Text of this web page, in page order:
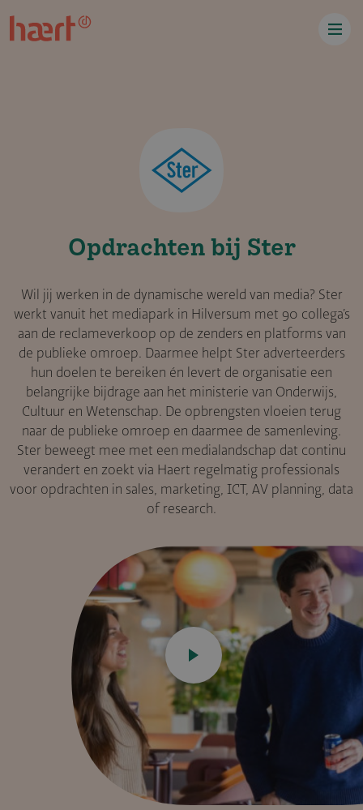
Opdrachten bij Ster
Wil jij werken in de dynamische wereld van media? Ster
werkt vanuit het mediapark in Hilversum met 90 collega’s
aan de reclameverkoop op de zenders en platforms van
de publieke omroep. Daarmee helpt Ster adverteerders
hun doelen te bereiken én levert de organisatie een
belangrijke bijdrage aan het ministerie van Onderwijs,
Cultuur en Wetenschap. De opbrengsten vloeien terug
naar de publieke omroep en daarmee de samenleving.
Ster beweegt mee met een medialandschap dat continu
verandert en zoekt via Haert regelmatig professionals
voor opdrachten in sales, marketing, ICT, AV planning, data
of research.